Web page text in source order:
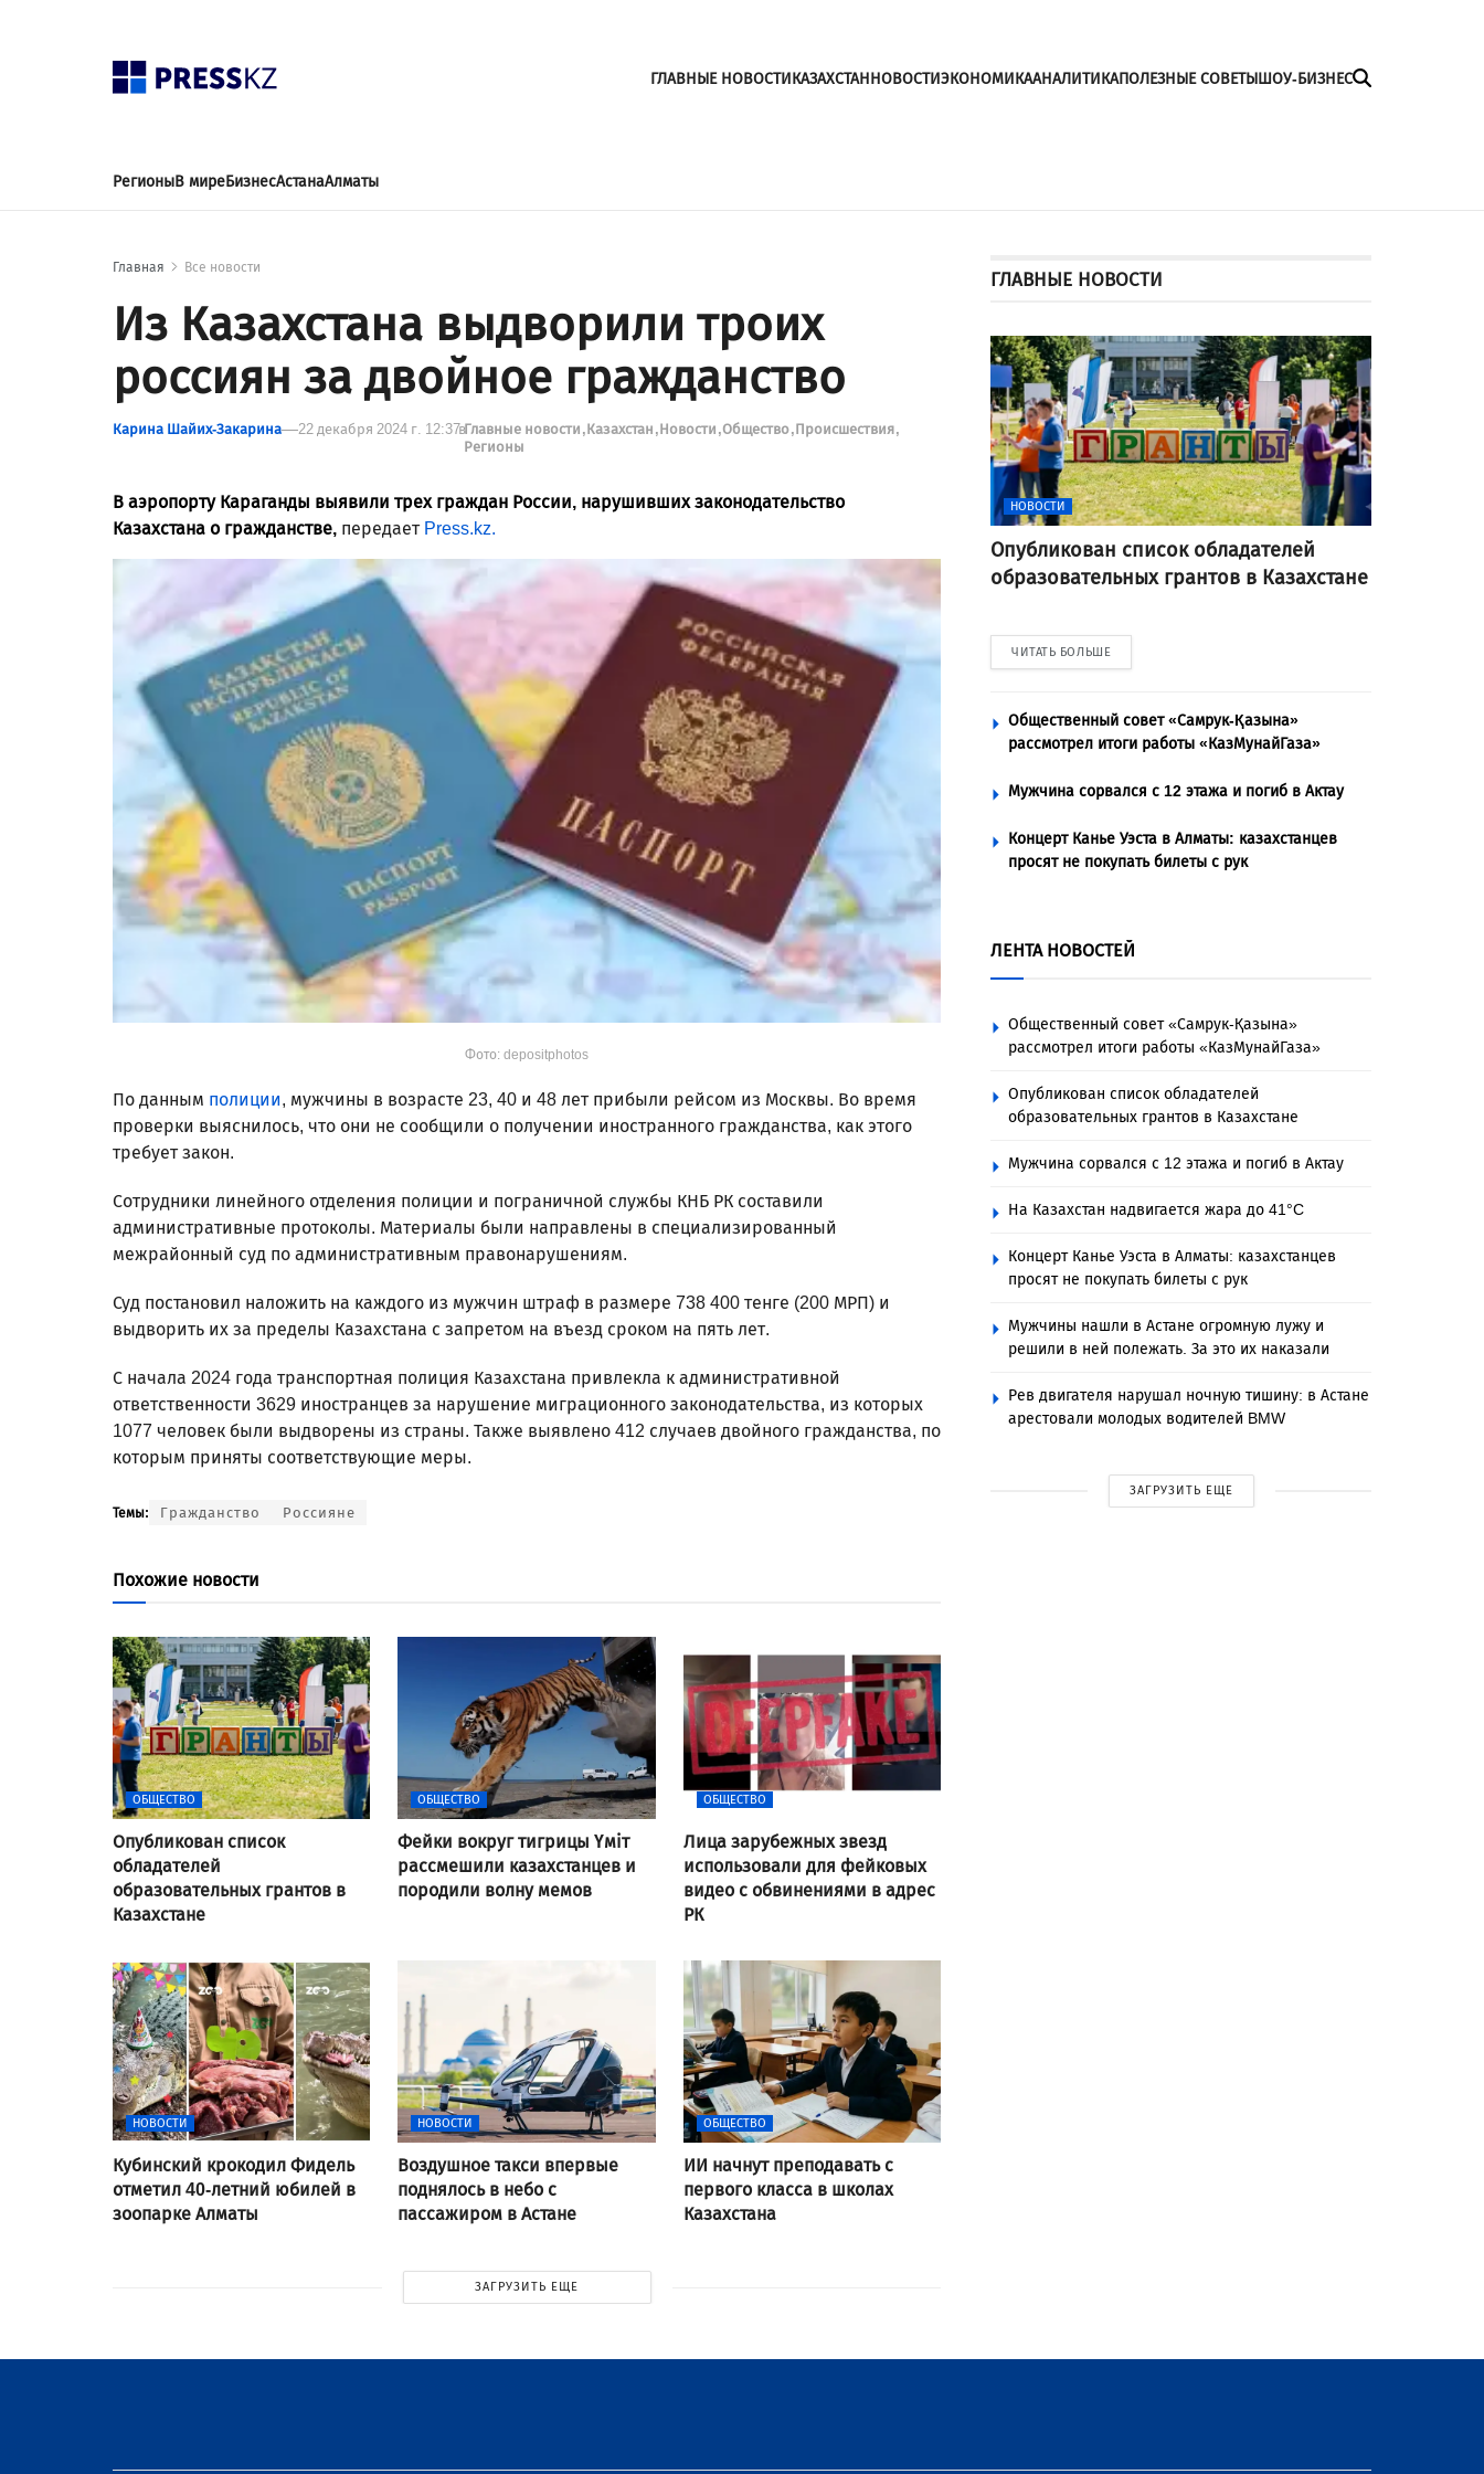
ГЛАВНЫЕ НОВОСТИКАЗАХСТАННОВОСТИЭКОНОМИКААНАЛИТИКАПОЛЕЗНЫЕ СОВЕТЫШОУ-БИЗНЕС
РегионыВ миреБизнесАстанаАлматы
Главная Все новости
Из Казахстана выдворили троих
россиян за двойное гражданство
Карина Шайих-Закарина 22 декабря 2024 г. 12:37вГлавные новости Казахстан НовостиОбщество Происшествия
Регионы
В аэропорту Караганды выявили трех граждан России, нарушивших законодательство
Казахстана о гражданстве, передает Press.kz.
Фото: depositphotos
По данным полиции, мужчины в возрасте 23, 40 и 48 лет прибыли рейсом из Москвы. Во время
проверки выяснилось, что они не сообщили о получении иностранного гражданства, как этого
требует закон.
Сотрудники линейного отделения полиции и пограничной службы КНБ РК составили
административные протоколы. Материалы были направлены в специализированный
межрайонный суд по административным правонарушениям.
Суд постановил наложить на каждого из мужчин штраф в размере 738 400 тенге (200 МРП) и
выдворить их за пределы Казахстана с запретом на въезд сроком на пять лет.
С начала 2024 года транспортная полиция Казахстана привлекла к административной
ответственности 3629 иностранцев за нарушение миграционного законодательства, из которых
1077 человек были выдворены из страны. Также выявлено 412 случаев двойного гражданства, по
которым приняты соответствующие меры.
Темы: Гражданство Россияне
Похожие новости
ОБЩЕСТВО
Опубликован список
обладателей
образовательных грантов в
Казахстане
ОБЩЕСТВО
Фейки вокруг тигрицы Үміт
рассмешили казахстанцев и
породили волну мемов
ОБЩЕСТВО
Лица зарубежных звезд
использовали для фейковых
видео с обвинениями в адрес
РК
НОВОСТИ
Кубинский крокодил Фидель
отметил 40-летний юбилей в
зоопарке Алматы
НОВОСТИ
Воздушное такси впервые
поднялось в небо с
пассажиром в Астане
ОБЩЕСТВО
ИИ начнут преподавать с
первого класса в школах
Казахстана
ЗАГРУЗИТЬ ЕЩЕ
ГЛАВНЫЕ НОВОСТИ
НОВОСТИ
Опубликован список обладателей
образовательных грантов в Казахстане
ЧИТАТЬ БОЛЬШЕ
Общественный совет «Самрук-Қазына»
рассмотрел итоги работы «КазМунайГаза»
Мужчина сорвался с 12 этажа и погиб в Актау
Концерт Канье Уэста в Алматы: казахстанцев
просят не покупать билеты с рук
ЛЕНТА НОВОСТЕЙ
Общественный совет «Самрук-Қазына»
рассмотрел итоги работы «КазМунайГаза»
Опубликован список обладателей
образовательных грантов в Казахстане
Мужчина сорвался с 12 этажа и погиб в Актау
На Казахстан надвигается жара до 41°C
Концерт Канье Уэста в Алматы: казахстанцев
просят не покупать билеты с рук
Мужчины нашли в Астане огромную лужу и
решили в ней полежать. За это их наказали
Рев двигателя нарушал ночную тишину: в Астане
арестовали молодых водителей BMW
ЗАГРУЗИТЬ ЕЩЕ